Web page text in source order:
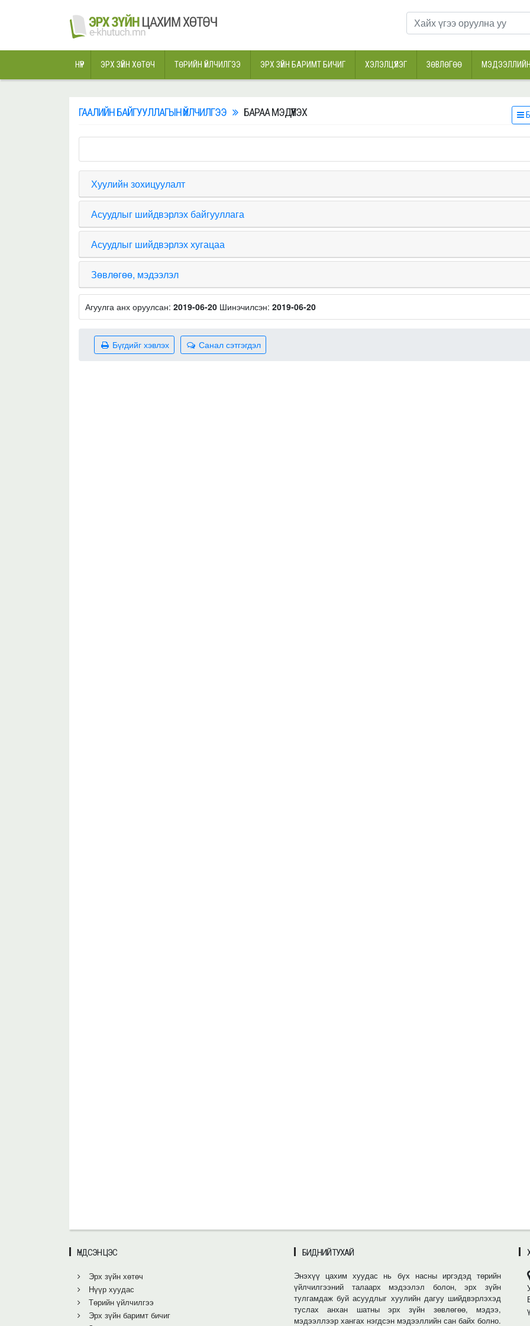
НҮҮР ЭРХ ЗҮЙН ХӨТӨЧ ТӨРИЙН ҮЙЛЧИЛГЭЭ ЭРХ ЗҮЙН БАРИМТ БИЧИГ ХЭЛЭЛЦҮҮЛЭГ ЗӨВЛӨГӨӨ
ГААЛИЙН БАЙГУУЛЛАГЫН ҮЙЛЧИЛГЭЭ БАРАА МЭДҮҮЛЭХ
Хуулийн зохицуулалт
Асуудлыг шийдвэрлэх байгууллага
Асуудлыг шийдвэрлэх хугацаа
Зөвлөгөө, мэдээлэл
Агуулга анх оруулсан: 2019-06-20 Шинэчилсэн: 2019-06-20
Санал сэтгэгдэл
Бүгдийг хэвлэх
ҮНДСЭН ЦЭС
Эрх зүйн хөтөч
Нүүр хуудас
Төрийн үйлчилгээ
Эрх зүйн баримт бичиг
БИДНИЙ ТУХАЙ
Энэхүү цахим хуудас нь бүх насны иргэдэд төрийн
үйлчилгээний талаарх мэдээлэл болон, эрх зүйн
тулгамдаж буй асуудлыг хуулийн дагуу шийдвэрлэхэд
туслах анхан шатны эрх зүйн зөвлөгөө, мэдээ,
мэдээллээр хангах нэгдсэн мэдээллийн сан байх болно.